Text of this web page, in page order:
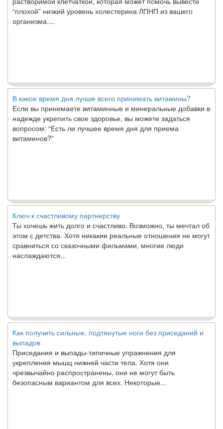
“плохой” низкий уровень холестерина ЛПНП из вашего
организма....
В какое время дня лучше всего принимать витамины?
Если вы принимаете витаминные и минеральные добавки в
надежде укрепить свое здоровье, вы можете задаться
вопросом: “Есть ли лучшее время дня для приема
витаминов?”
Ключ к счастливому партнерству
Ты хочешь жить долго и счастливо. Возможно, ты мечтал об
этом с детства. Хотя никакие реальные отношения не могут
сравниться со сказочными фильмами, многие люди
наслаждаются...
Как получить сильные, подтянутые ноги без приседаний и
выпадов
Приседания и выпады-типичные упражнения для
укрепления мышц нижней части тела. Хотя они
чрезвычайно распространены, они не могут быть
безопасным вариантом для всех. Некоторые...